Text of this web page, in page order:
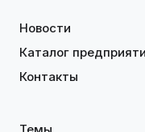
Новости
Каталог
Контакты